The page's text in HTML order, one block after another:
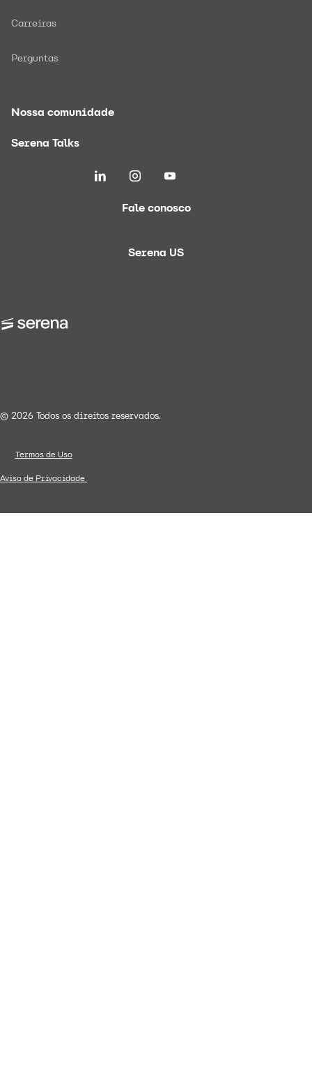
Carreiras
Perguntas
Nossa comunidade
Serena Talks
Fale conosco
Serena US
© 2026 Todos os direitos reservados.
Termos de Uso
Aviso de Privacidade